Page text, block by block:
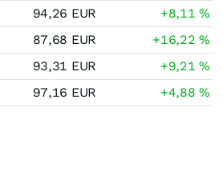
94,26 EUR +8,11%
87,68 EUR +16,22%
93,31 EUR +9,21%
97,16 EUR +4,88%